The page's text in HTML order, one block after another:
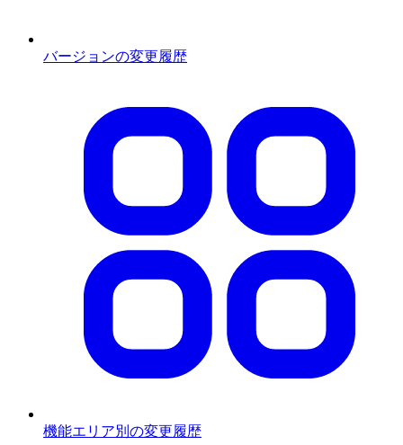
バージョンの変更履歴
機能エリア別の変更履歴